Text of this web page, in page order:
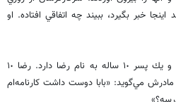
خبر بگيرد، ببيند چه اتفاقي افتاده. او
ليلا يك دختر ٦ ساله به نام ريحانه و يك پسر ١٠ ساله به نام رضا دارد. رضا ١٠
مي‌گويد: «بابا دوست داشت كارنامه‌ام